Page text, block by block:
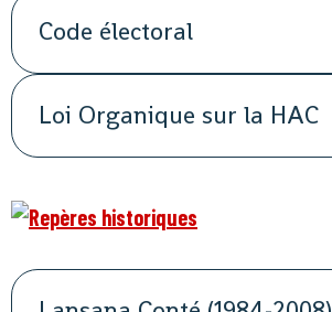
Code électoral
Loi Organique sur la HAC